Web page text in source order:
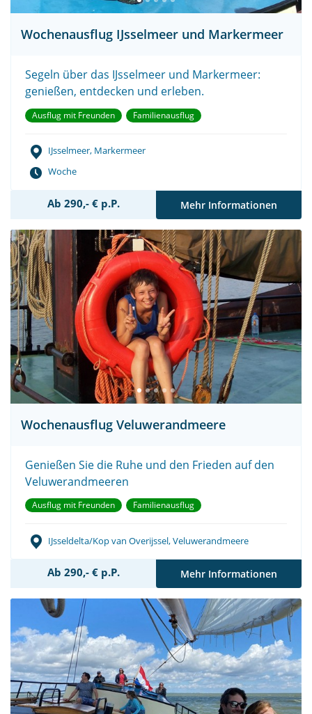
Wochenausflug IJsselmeer und Markermeer
Segeln über das IJsselmeer und Markermeer:
genießen, entdecken und erleben.
Ausflug mit Freunden Familienausflug
IJsselmeer, Markermeer
Woche
Ab 290,- € p.P. Mehr Informationen
Wochenausflug Veluwerandmeere
Genießen Sie die Ruhe und den Frieden auf den
Veluwerandmeeren
Ausflug mit Freunden Familienausflug
IJsseldelta/Kop van Overijssel, Veluwerandmeere
Ab 290,- € p.P. Mehr Informationen